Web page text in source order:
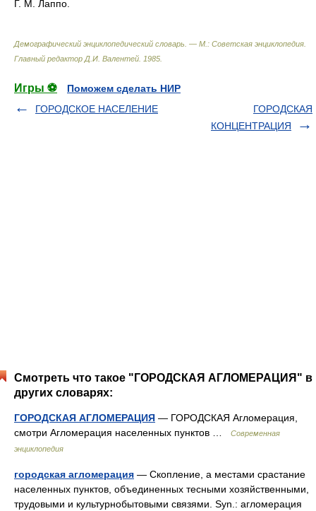
Г. М. Лаппо.
Демографический энциклопедический словарь. — М.: Советская энциклопедия
Главный редактор Д.И. Валентей 1985
Игры ⚽
Поможем сделать НИР
ГОРОДСКOЕ НАСЕЛЕНИЕ
ГОРОДСКАЯ
КОНЦЕНТРАЦИЯ
Смотреть что такое "ГОРОДСКАЯ АГЛОМЕРАЦИЯ" в
других словарях:
ГОРОДСКАЯ АГЛОМЕРАЦИЯ — ГОРОДСКАЯ Агломерация,
смотри Агломерация населенных пунктов …
Современная
энциклопедия
городская агломерация — Скопление, а местами срастание
населенных пунктов, объединенных тесными хозяйственными,
трудовыми и культурнобытовыми связями. Syn.: агломерация